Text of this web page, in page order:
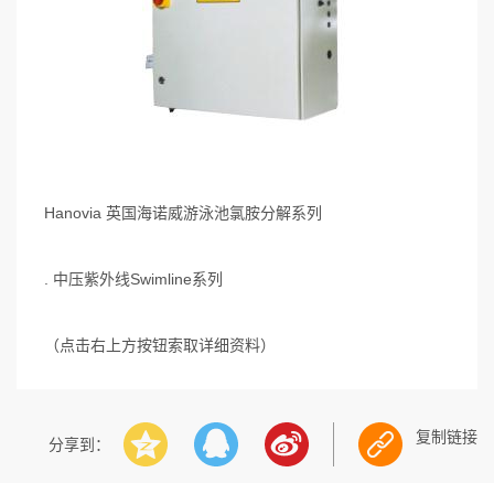
Hanovia 英国海诺威游泳池氯胺分解系列
. 中压紫外线Swimline系列
（点击右上方按钮索取详细资料）
分享到： 复制链接